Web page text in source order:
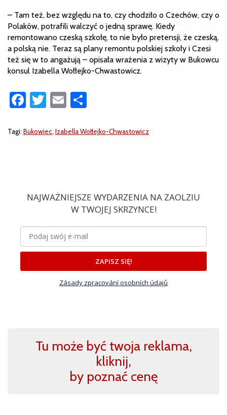
– Tam też, bez względu na to, czy chodziło o Czechów, czy o
Polaków, potrafili walczyć o jedną sprawę. Kiedy
remontowano czeską szkołę, to nie było pretensji, że czeską,
a polską nie. Teraz są plany remontu polskiej szkoły i Czesi
też się w to angażują – opisała wrażenia z wizyty w Bukowcu
konsul Izabella Wołłejko-Chwastowicz.
Facebook
Twitter
Email
Tagi: Bukowiec, Izabella Wołłejko-Chwastowicz
NAJWAŻNIEJSZE WYDARZENIA NA ZAOLZIU
W TWOJEJ SKRZYNCE!
ZAPISZ SIĘ!
Zásady zpracování osobních údajů
Tu może być twoja reklama,
kliknij,
by poznać cenę